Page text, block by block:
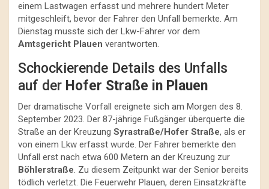
einem Lastwagen erfasst und mehrere hundert Meter
mitgeschleift, bevor der Fahrer den Unfall bemerkte. Am
Dienstag musste sich der Lkw-Fahrer vor dem
Amtsgericht Plauen verantworten.
Schockierende Details des Unfalls
auf der Hofer Straße in Plauen
Der dramatische Vorfall ereignete sich am Morgen des 8.
September 2023. Der 87-jährige Fußgänger überquerte die
Straße an der Kreuzung Syrastraße/Hofer Straße, als er
von einem Lkw erfasst wurde. Der Fahrer bemerkte den
Unfall erst nach etwa 600 Metern an der Kreuzung zur
Böhlerstraße. Zu diesem Zeitpunkt war der Senior bereits
tödlich verletzt. Die Feuerwehr Plauen, deren Einsatzkräfte